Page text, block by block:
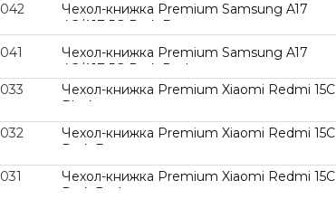
Чехол-книжка Premium Samsung A17
4G/A17 5G Dark Brown
Чехол-книжка Premium Samsung A17
4G/A17 5G Dark Red
Чехол-книжка Premium Xiaomi Redmi 15С
Black
Чехол-книжка Premium Xiaomi Redmi 15С
Dark Brown
Чехол-книжка Premium Xiaomi Redmi 15С
Dark Red